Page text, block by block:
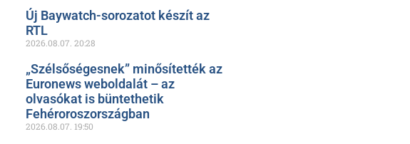
Új Baywatch-sorozatot készít az
RTL
2026.08.07. 20:28
„Szélsőségesnek” minősítették az
Euronews weboldalát – az
olvasókat is büntethetik
Fehéroroszországban
2026.08.07. 19:50